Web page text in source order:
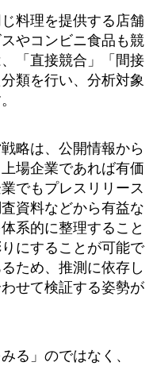
料理を提供する店舗
やコンビニ食品も競
「直接競合」「間接
類を行い、分析対象
略は、公開情報から
場企業であれば有価
でもプレスリリース
資料などから有益な
系的に整理すること
にすることが可能で
ため、推測に依存し
せて検証する姿勢が
る」のではなく、